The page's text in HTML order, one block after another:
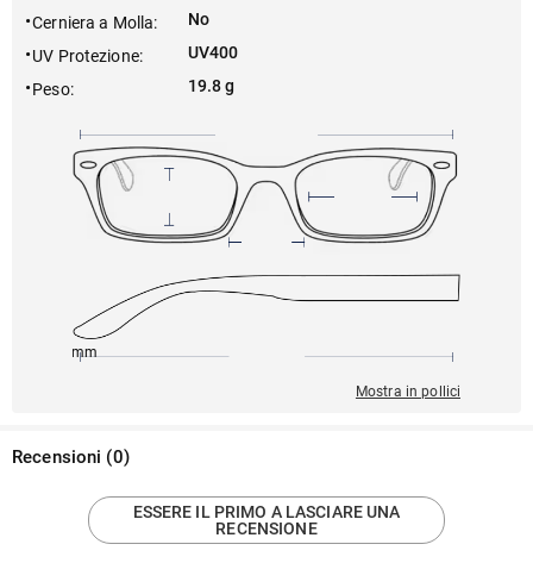
Cerniera a Molla:
No
UV Protezione:
UV400
Peso: 19.8 g
145mm
Mostra in pollici
Recensioni (0)
ESSERE IL PRIMO A LASCIARE UNA
RECENSIONE